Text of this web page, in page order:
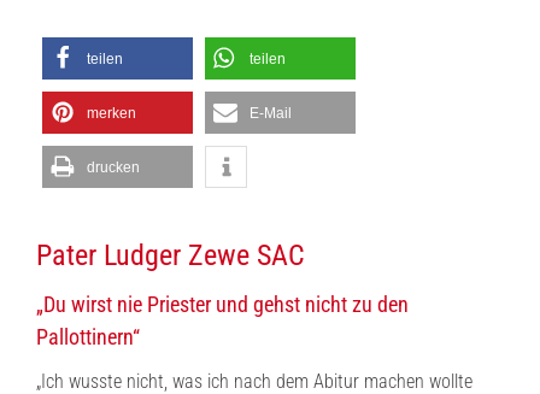
teilen teilen
merken E-Mail
drucken
Pater Ludger Zewe SAC
„Du wirst nie Priester und gehst nicht zu den
Pallottinern“
„Ich wusste nicht, was ich nach dem Abitur machen wollte